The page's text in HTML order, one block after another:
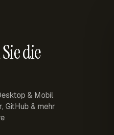
die
& Mobil
GitHub & mehr